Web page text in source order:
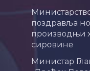
поздравља
производњи
сировине
Министар